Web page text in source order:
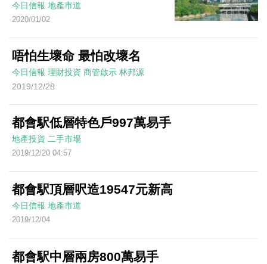
今日信報 地產市道
2020/01/02
唔怕生壞命 最怕改壞名
今日信報 理財投資 商管啟示 林邦源
2019/12/28
都會駅低層特色戶997萬易手
地產投資 二手市場
2019/12/20 04:57
都會駅頂層呎造19547元新高
今日信報 地產市道
2019/12/04
都會駅中層兩房800萬易手